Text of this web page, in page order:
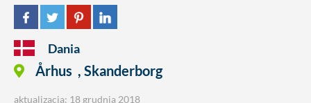
Dania
Århus , Skanderborg
aktualizacja: 18 grudnia 2018